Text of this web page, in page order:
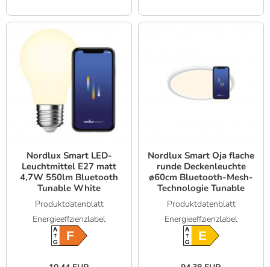
Nordlux Smart LED-
Leuchtmittel E27 matt
4,7W 550lm Bluetooth
Tunable White
Produktdatenblatt
Energieeffzienzlabel
A
GF
Nordlux Smart Oja flache
runde Deckenleuchte
ø60cm Bluetooth-Mesh-
Technologie Tunable
White
Produktdatenblatt
Energieeffzienzlabel
A
GE